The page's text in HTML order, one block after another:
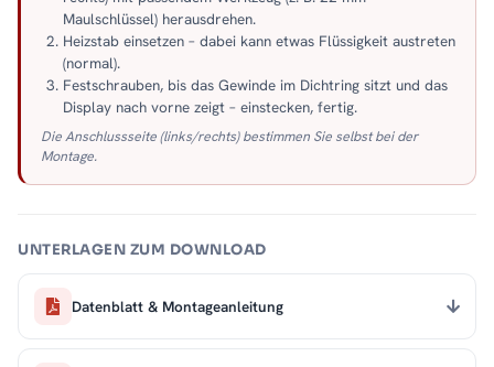
Maulschlüssel) herausdrehen.
Heizstab einsetzen – dabei kann etwas Flüssigkeit austreten
(normal).
Festschrauben, bis das Gewinde im Dichtring sitzt und das
Display nach vorne zeigt – einstecken, fertig.
Die Anschlussseite (links/rechts) bestimmen Sie selbst bei der
Montage.
UNTERLAGEN ZUM DOWNLOAD
Datenblatt & Montageanleitung